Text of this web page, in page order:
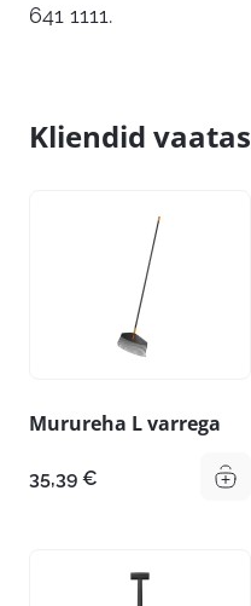
641 1111.
Kliendid
Murureha L varrega
35,39 €